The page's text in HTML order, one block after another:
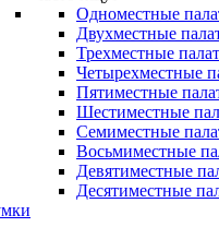
Одноместные
Двухместные
Трехместные
Четырехместные
Пятиместные
Шестиместные
Семиместные
Восьмиместные
Девятиместные
Десятиместные